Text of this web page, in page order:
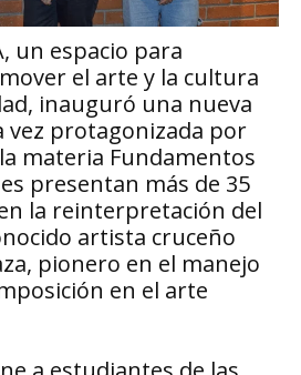
un espacio para
el arte y la cultura
inauguró una nueva
vez protagonizada por
materia Fundamentos
presentan más de 35
la reinterpretación del
artista cruceño
pionero en el manejo
en el arte